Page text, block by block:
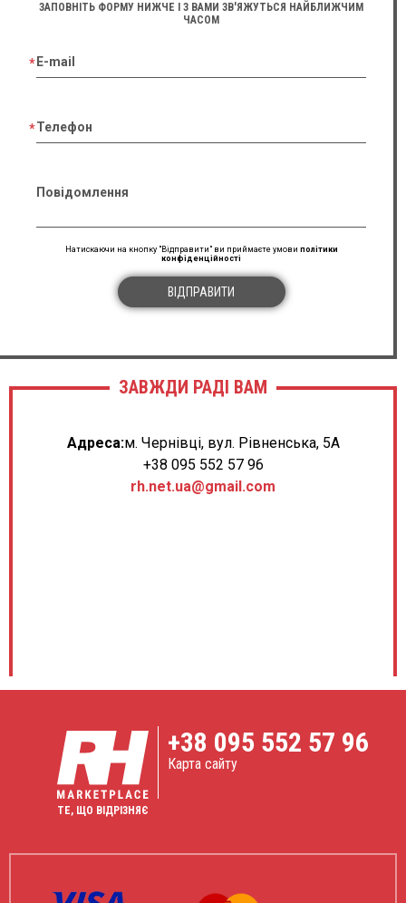
ЗАПОВНІТЬ ФОРМУ НИЖЧЕ І З ВАМИ ЗВ'ЯЖУТЬСЯ НАЙБЛИЖЧИМ
ЧАСОМ
E-mail
Телефон
Повідомлення
Натискаючи на кнопку "Відправити" ви приймаєте умови політики
конфіденційності
ВІДПРАВИТИ
ЗАВЖДИ РАДІ ВАМ
Адреса:м. Чернівці, вул. Рівненська, 5А
+38 095 552 57 96
rh.net.ua@gmail.com
ТЕ, ЩО ВІДРІЗНЯЄ
+38 095 552 57 96
Карта сайту